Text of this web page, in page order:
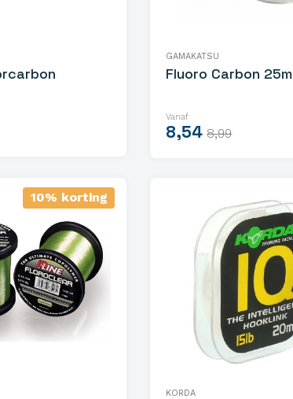
GAMAKATSU
Fluoro Carbon 25m
Vanaf
8,548,99
10% korting
KORDA